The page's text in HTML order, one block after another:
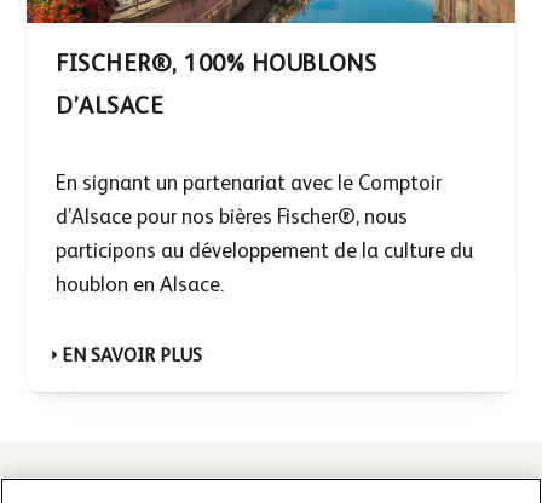
FISCHER®, 100% HOUBLONS
D’ALSACE
En signant un partenariat avec le Comptoir
d’Alsace pour nos bières Fischer®, nous
participons au développement de la culture du
houblon en Alsace.
EN SAVOIR PLUS